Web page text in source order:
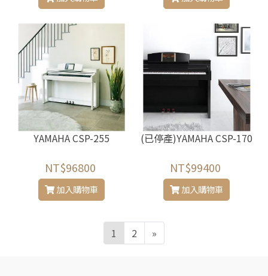
YAMAHA CSP-255
NT$96800
加入購物車
(已停產)YAMAHA CSP-170
NT$99400
加入購物車
1 2 »